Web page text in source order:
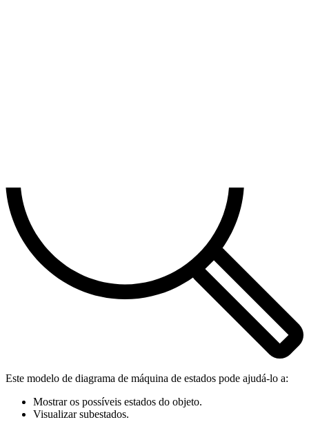
Este modelo de diagrama de máquina de estados pode ajudá-lo a:
Mostrar os possíveis estados do objeto.
Visualizar subestados.